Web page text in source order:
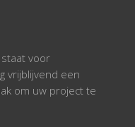
voor
vrijblijvend een
om uw project te